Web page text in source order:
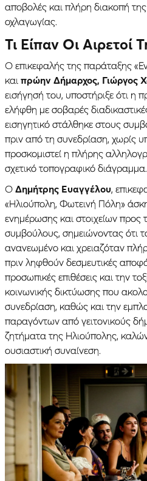
αποβολές και πλήρη διακοπή
οχλαγωγίας.
Τι Είπαν Οι Αιρετοί
Ο επικεφαλής της παράταξης
και πρώην Δήμαρχος, Γιώργος
εισήγησή του, υποστήριξε ότι
ελήφθη με σοβαρές
εισηγητικό στάλθηκε στους
πριν από τη συνεδρίαση, χωρίς
προσκομιστεί η πλήρης
σχετικό τοπογραφικό διάγραμμα.
Ο Δημήτρης Ευαγγέλου,
«Ηλιούπολη, Φωτεινή Πόλη»
ενημέρωσης και στοιχείων προς
συμβούλους, σημειώνοντας ότι
ανανεωμένο και χρειαζόταν
πριν ληφθούν δεσμευτικές
προσωπικές επιθέσεις και την
κοινωνικής δικτύωσης που
συνεδρίαση, καθώς και την
παραγόντων από γειτονικούς
ζητήματα της Ηλιούπολης,
ουσιαστική συναίνεση.